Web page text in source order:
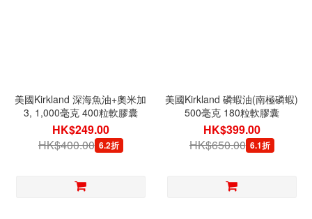
美國Kirkland 深海魚油+奧米加
3, 1,000毫克 400粒軟膠囊
HK$249.00
HK$400.00 6.2折
美國Kirkland 磷蝦油(南極磷蝦)
500毫克 180粒軟膠囊
HK$399.00
HK$650.00 6.1折